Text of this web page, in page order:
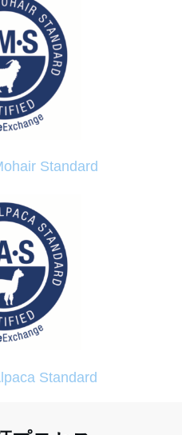
Standard
Standard